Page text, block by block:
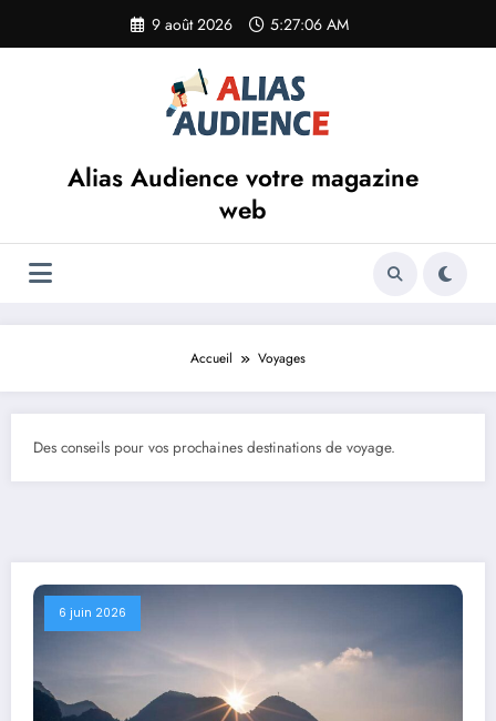
contenu
9 août 2026 5:27:07 AM
Alias Audience votre magazine
web
Accueil Voyages
Des conseils pour vos prochaines destinations de voyage.
6 juin 2026